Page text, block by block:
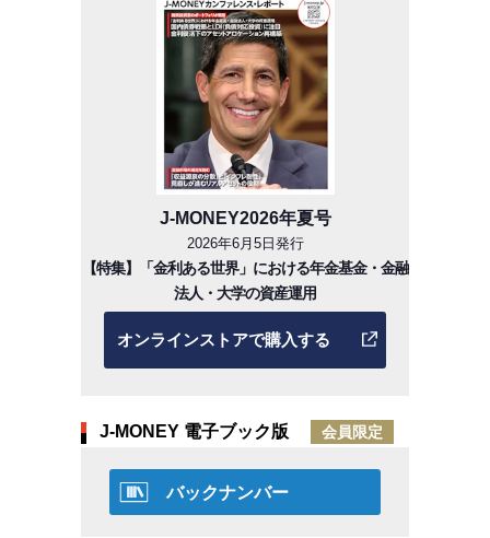
J-MONEY2026年夏号
2026年6月5日発行
【特集】「金利ある世界」における年金基金・金融
法人・大学の資産運用
オンラインストアで購入する
J-MONEY 電子ブック版 会員限定
バックナンバー